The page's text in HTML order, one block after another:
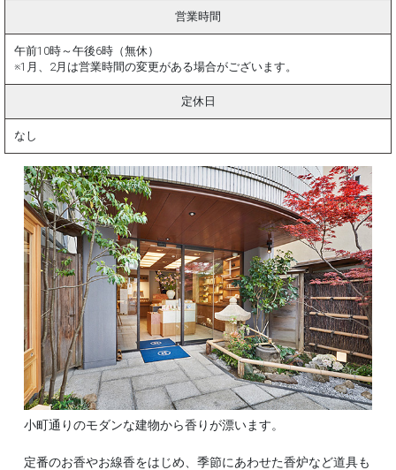
営業時間
午前10時～午後6時（無休）
※1月、2月は営業時間の変更がある場合がございます。
定休日
なし
小町通りのモダンな建物から香りが漂います。
定番のお香やお線香をはじめ、季節にあわせた香炉など道具も